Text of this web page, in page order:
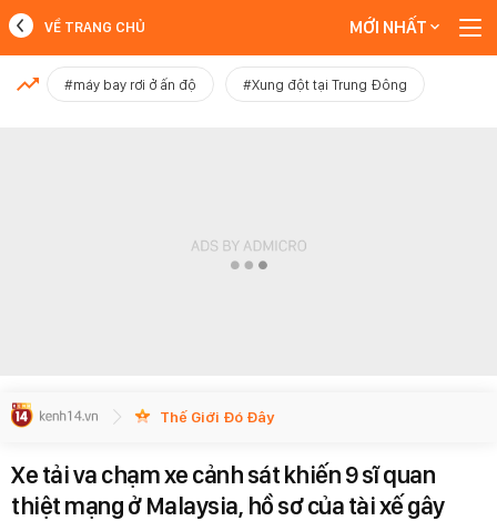
MỚI NHẤT
VỀ TRANG CHỦ MỚI NHẤT
#máy bay rơi ở ấn độ #Xung đột tại Trung Đông
Thế Giới Đó Đây
Xe tải va chạm xe cảnh sát khiến 9 sĩ quan
thiệt mạng ở Malaysia, hồ sơ của tài xế gây